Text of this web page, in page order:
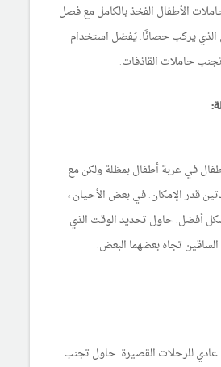
الأطفال الفخذ بالكامل مع فصل
الذي يركب حصانًا. يُفضل استخدام
حاملات القاذفات.
في عربة أطفال بمظلة ولكن مع
قدر الإمكان. في بعض الأحيان ،
أفضل. حاول تحديد الوقت الذي
تجاه بعضهما البعض.
للرحلات القصيرة. حاول تجنب